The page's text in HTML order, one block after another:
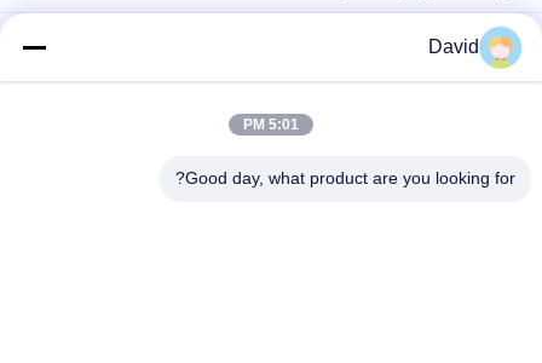
تيل فرامل أمامية وخلفية للمركبة عالية الصلابة شبه معدنية
تيل فرامل أمامي وخلفي حسب الطلب لا توجد مقاومة للغبار للضوضاء
وسادات الفرامل الأمامية لسباق السيارات ، وسادات الفرامل عالية
David
5:01 PM
Good day, what product are you looking for?